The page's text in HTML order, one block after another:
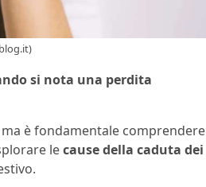
si nota una perdita
è fondamentale comprendere
lecause della caduta dei